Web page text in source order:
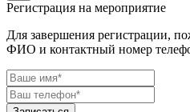
Регистрация на мероприятие
Для завершения регистрации,
ФИО и контактный номер